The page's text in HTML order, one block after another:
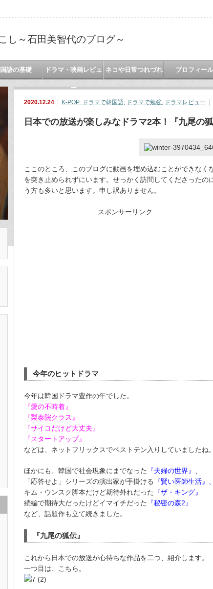
し～石田美智代のブログ～
語の基礎 ドラマ・映画レビュ
ー
ネコや日常つれづれ プロフィール
2020.12.24 K-POP･ドラマで韓国語, ドラマで勉強, ドラマレビュー
日本での放送が楽しみなドラマ2本！『九尾の
ここのところ、このブログに動画を埋め込むことができな
を突き止められずにいます。せっかく訪問してくださったの
う方も多いと思います。申し訳ありません。
スポンサーリンク
今年のヒットドラマ
今年は韓国ドラマ豊作の年でした。
『愛の不時着』
『梨泰院クラス』
『サイコだけど大丈夫』
『スタートアップ』
などは、ネットフリックスでベストテン入りしていましたね
ほかにも、韓国で社会現象にまでなった 『夫婦の世界』
「応答せよ」シリーズの演出家が手掛ける
『賢い医師生活』
キム・ウンスク脚本だけど期待外れだった
『ザ・キング』
続編で期待大だったけどイマイチだった
『秘密の森2』
など、話題作も立て続きました。
『九尾の狐伝』
これから日本での放送が心待ちな作品を二つ、紹介します。
一つ目は、こちら。